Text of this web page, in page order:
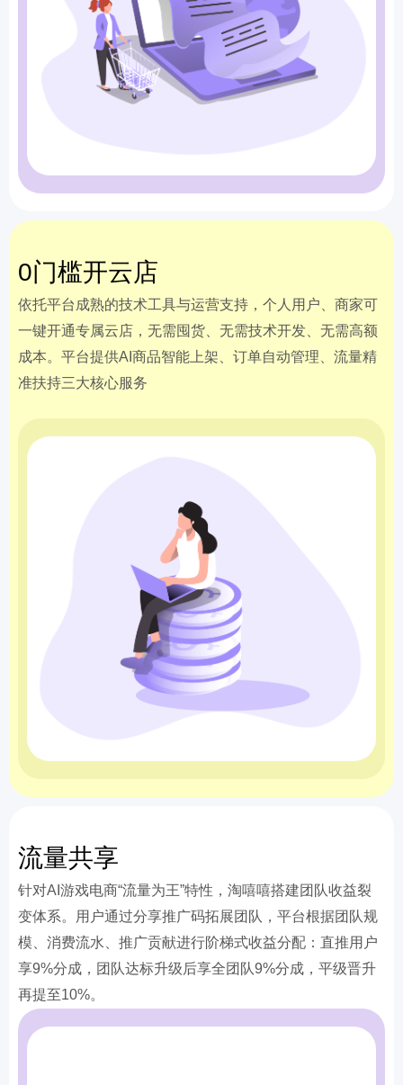
0门槛开云店
依托平台成熟的技术工具与运营支持，个人用户、商家可
一键开通专属云店，无需囤货、无需技术开发、无需高额
成本。平台提供AI商品智能上架、订单自动管理、流量精
准扶持三大核心服务
流量共享
针对AI游戏电商“流量为王”特性，淘嘻嘻搭建团队收益裂
变体系。用户通过分享推广码拓展团队，平台根据团队规
模、消费流水、推广贡献进行阶梯式收益分配：直推用户
享9%分成，团队达标升级后享全团队9%分成，平级晋升
再提至10%。